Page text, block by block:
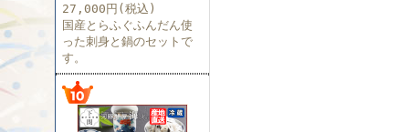
27,000円(税込)
国産とらふぐふんだん使
った刺身と鍋のセットで
す。